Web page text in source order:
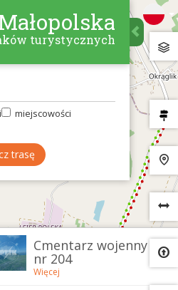
×
Cmentarz wojenny
nr 204
Więcej
turystycznych
miejscowości
trasę